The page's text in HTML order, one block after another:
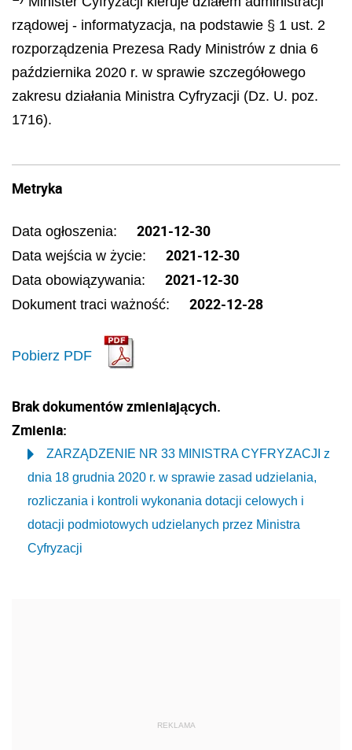
rządowej - informatyzacja, na podstawie § 1 ust. 2
rozporządzenia Prezesa Rady Ministrów z dnia 6
października 2020 r. w sprawie szczegółowego
zakresu działania Ministra Cyfryzacji (Dz. U. poz.
1716).
Metryka
Data ogłoszenia: 2021-12-30
Data wejścia w życie: 2021-12-30
Data obowiązywania: 2021-12-30
Dokument traci ważność: 2022-12-28
Pobierz PDF
Brak dokumentów zmieniających.
Zmienia:
ZARZĄDZENIE NR 33 MINISTRA CYFRYZACJI z
dnia 18 grudnia 2020 r. w sprawie zasad udzielania,
rozliczania i kontroli wykonania dotacji celowych i
dotacji podmiotowych udzielanych przez Ministra
Cyfryzacji